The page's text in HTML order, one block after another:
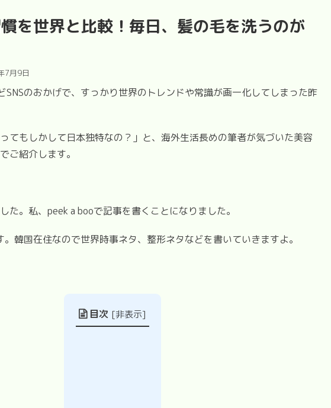
を世界と比較！毎日、髪の毛を洗うのが
7月9日
SNSのおかげで、すっかり世界のトレンドや常識が画一化してしまった昨
てもしかして日本独特なの？」と、海外生活長めの筆者が気づいた美容
ご紹介します。
た。私、peek a booで記事を書くことになりました。
韓国在住なので世界時事ネタ、整形ネタなどを書いていきますよ。
目次 [非表示]